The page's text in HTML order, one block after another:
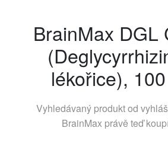
BrainMax DGL
lékořice),
Vyhledávaný produkt od
BrainMaxprávě teď